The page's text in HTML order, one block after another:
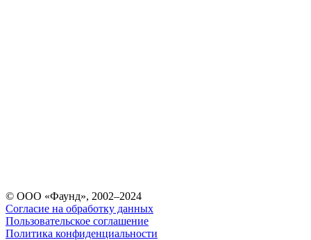
© ООО «Фаунд», 2002–2024
Согласие на обработку данных
Пользовательское соглашение
Политика конфиденциальности